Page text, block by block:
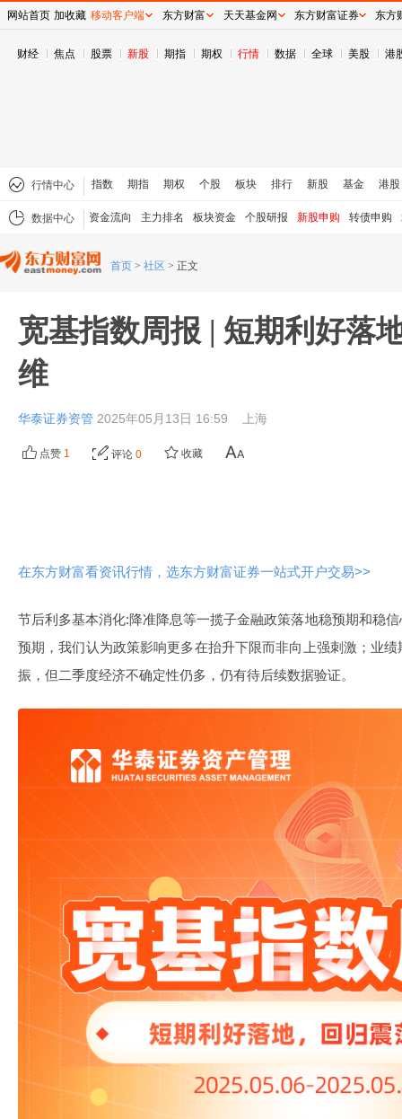
财经 焦点 股票 新股 期指 期权 行情 数据 全球 美股 港
行情中心 指数 期指 期权 个股 板块 排行 新股 基金 港股
数据中心 资金流向 主力排名 板块资金 个股研报 新股申购 转债申购
首页 > 社区 > 正文
宽基指数周报 | 短期利好落
维
华泰证券资管 2025年05月13日 16:59 上海
点赞 1 评论 0 收藏
在东方财富看资讯行情，选东方财富证券一站式开户交易>>
节后利多基本消化:降准降息等一揽子金融政策落地稳预期和稳
预期，我们认为政策影响更多在抬升下限而非向上强刺激；业
振，但二季度经济不确定性仍多，仍有待后续数据验证。
网站首页 加收藏 移动客户端 东方财富 天天基金网 东方财富证券 东方